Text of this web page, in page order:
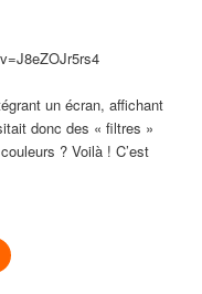
un écran, affichant
donc des « filtres »
? Voilà ! C’est